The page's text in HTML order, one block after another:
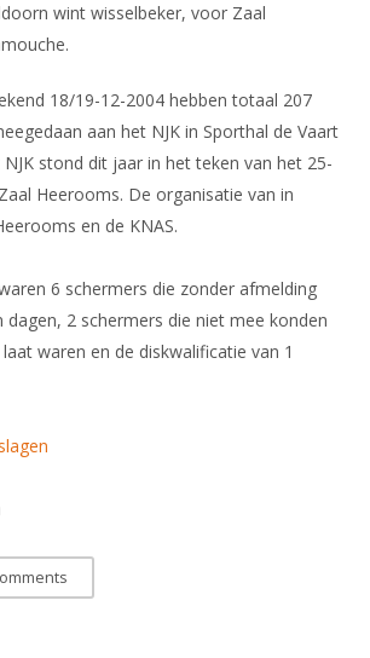
wint wisselbeker, voor Zaal
18/19-12-2004 hebben totaal 207
aan het NJK in Sporthal de Vaart
stond dit jaar in het teken van het 25-
Heerooms. De organisatie van in
en de KNAS.
6 schermers die zonder afmelding
2 schermers die niet mee konden
waren en de diskwalificatie van 1